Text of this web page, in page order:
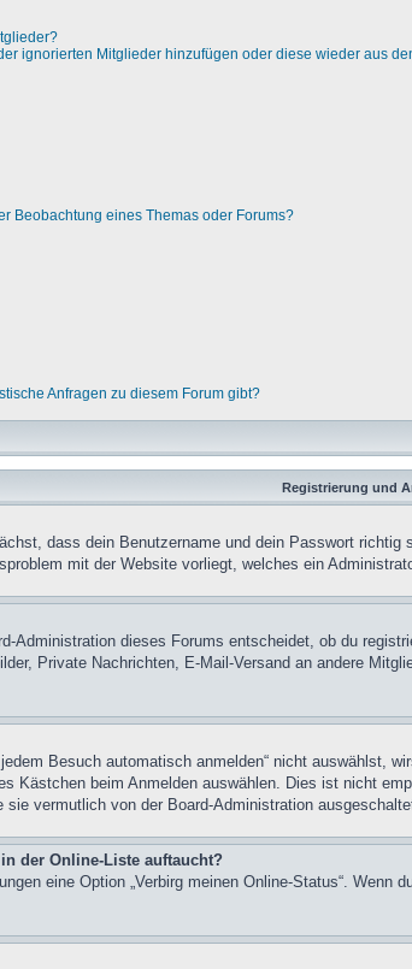
ignorierten Mitglieder hinzufügen oder diese wieder aus
Beobachtung eines Themas oder Forums?
Anfragen zu diesem Forum gibt?
Registrierung und
dass dein Benutzername und dein Passwort
mit der Website vorliegt, welches ein
Administration dieses Forums entscheidet, ob du
Private Nachrichten, E-Mail-Versand an andere
Besuch automatisch anmelden“ nicht auswählst,
Kästchen beim Anmelden auswählen. Dies ist nicht
vermutlich von der Board-Administration
der Online-Liste auftaucht?
eine Option „Verbirg meinen Online-Status“.